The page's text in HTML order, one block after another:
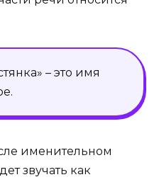
– это имя
именительном
звучать как